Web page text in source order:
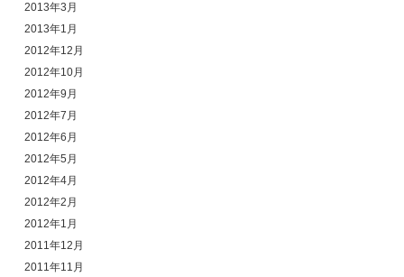
2013年3月
2013年1月
2012年12月
2012年10月
2012年9月
2012年7月
2012年6月
2012年5月
2012年4月
2012年2月
2012年1月
2011年12月
2011年11月